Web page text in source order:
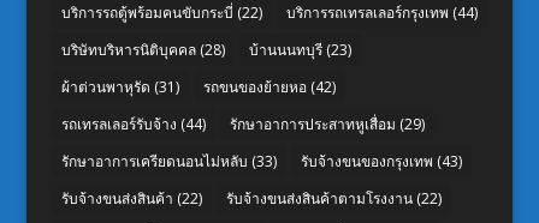
บริการรถตู้พร้อมคนขับกระบี่ (22) บริการรถเทรลเลอร์กรุงเทพ (44)
บริษัทบริหารนิติบุคคล(28) บ้านนนทบุรี(23)
ผ้าต่วนพาหุรัด (31) รถขนของย้ายหอ(42)
รถเทรลเลอร์รับจ้าง (44) รักษาอาการประสาทหูเสื่อม (29)
รักษาอาการเครียดนอนไม่หลับ (33) รับจ้างขนของกรุงเทพ (43)
รับจ้างขนส่งสินค้า (22) รับจ้างขนส่งสินค้าตามโรงงาน(22)